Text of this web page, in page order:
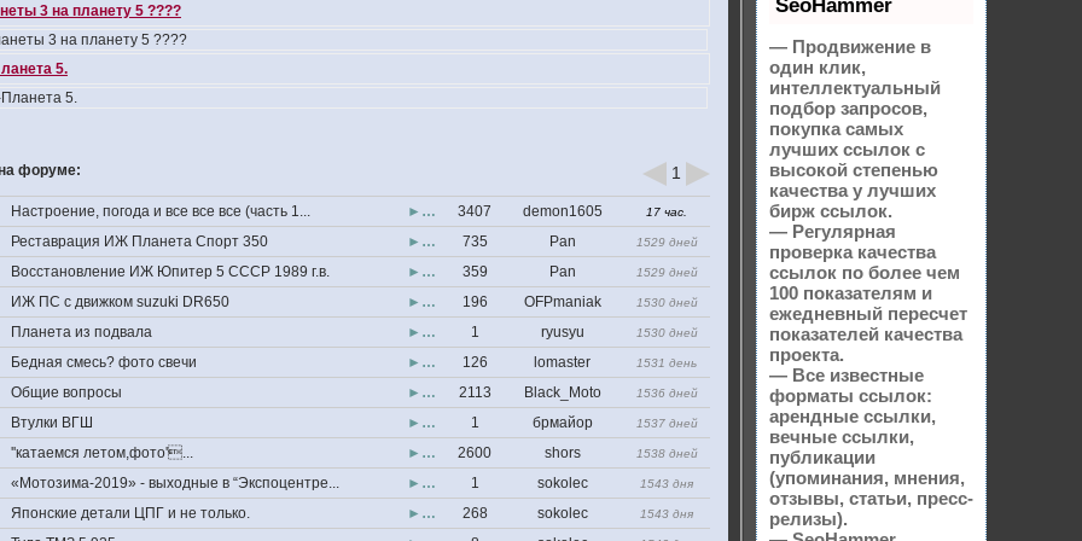
3 на планету 5 ????
3 на планету 5 ????
5.
5.
форуме: 1
Настроение, погода и все все все (часть 1... ►… 3407 demon1605 17 час.
Реставрация ИЖ Планета Спорт 350 ►… 735 Pan 1529 дней
Восстановление ИЖ Юпитер 5 СССР 1989 г.в. ►… 359 Pan 1529 дней
ИЖ ПС с движком suzuki DR650 ►… 196 OFPmaniak 1530 дней
Планета из подвала ►… 1 ryusyu 1530 дней
Бедная смесь? фото свечи ►… 126 lomaster 1531 день
Общие вопросы ►… 2113 Black_Moto 1536 дней
Втулки ВГШ ►… 1 брмайор 1537 дней
''катаемся летом,фото'... ►… 2600 shors 1538 дней
«Мотозима-2019» - выходные в “Экспоцентре... ►… 1 sokolec 1543 дня
Японские детали ЦПГ и не только. ►… 268 sokolec 1543 дня
SeoHammer
— Продвижение в
один клик,
интеллектуальный
подбор запросов,
покупка самых
лучших ссылок с
высокой степенью
качества у лучших
бирж ссылок.
— Регулярная
проверка качества
ссылок по более чем
100 показателям и
ежедневный пересчет
показателей качества
проекта.
— Все известные
форматы ссылок:
арендные ссылки,
вечные ссылки,
публикации
(упоминания, мнения,
отзывы, статьи, пресс-
релизы).